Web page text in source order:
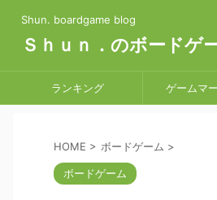
Shun. boardgame blog
Ｓｈｕｎ．のボードゲ
ランキング ゲームマ
HOME > ボードゲーム >
ボードゲーム